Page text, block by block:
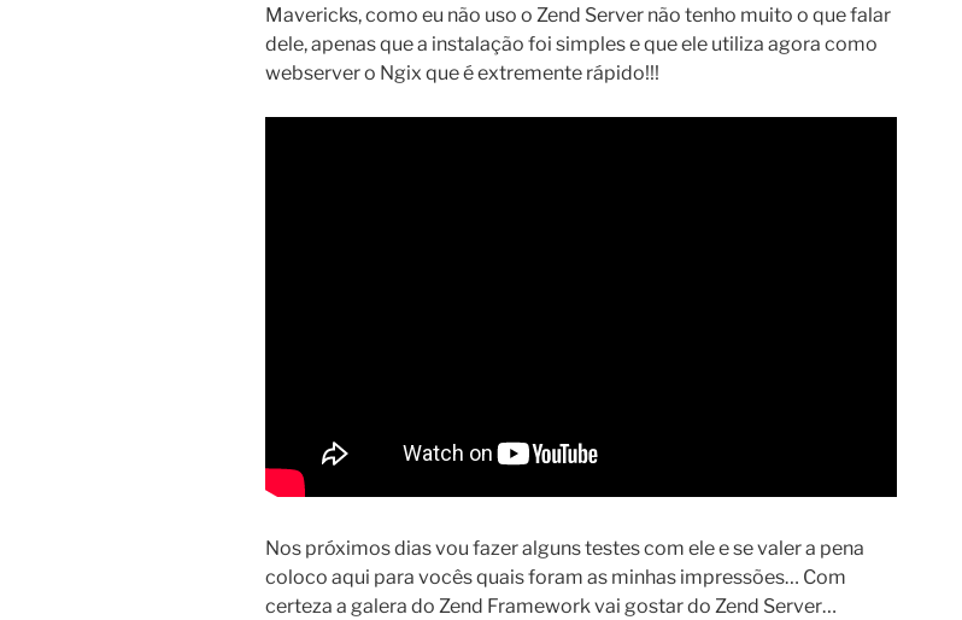
Mavericks, como eu não uso o Zend Server não tenho muito o que falar
dele, apenas que a instalação foi simples e que ele utiliza agora como
webserver o Ngix que é extremente rápido!!!
Nos próximos dias vou fazer alguns testes com ele e se valer a pena
coloco aqui para vocês quais foram as minhas impressões… Com
certeza a galera do Zend Framework vai gostar do Zend Server…